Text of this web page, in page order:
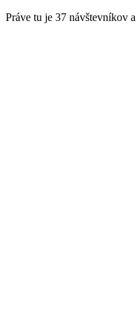
Práve tu je 37 návštevníkov